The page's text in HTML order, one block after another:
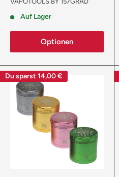
Auf Lager
Optionen
Du sparst 14,00 €